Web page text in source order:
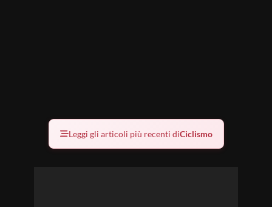
Leggi gli articoli più recenti diCiclismo